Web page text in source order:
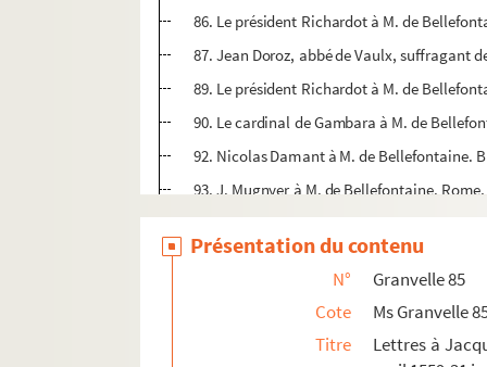
86. Le président Richardot à M. de
87. Jean Doroz, abbé de Vaulx, suffragant
89. Le président Richardot à M. de
90. Le cardinal de Gambara à M. de
92. Nicolas Damant à M. de Bellefontaine.
93. J. Mugnyer à M. de Bellefontaine.
94. Guillaume de Saint-Clément à M. de
96. Le président Richardot à M. de
98. J. de Bauffremont à M. de
99. Le président Richardot à M. de
102. François Perrenot de Granvelle à M.
Présentation du contenu
N°
Granvelle 85
Cote
Ms Granvelle
Titre
Lettres à